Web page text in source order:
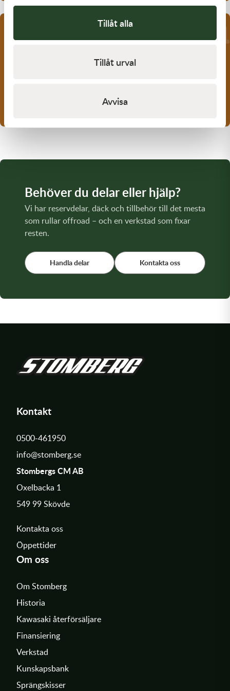
Tillåt alla
Tillåt urval
Avvisa
Dags för oljebyte på din KTM 85 SX?
Behöver du delar eller hjälp?
Vi har reservdelar, däck och tillbehör till det mesta
som rullar offroad – och en verkstad som fixar
resten.
Handla delar Kontakta oss
Kontakt
0500-461950
info@stomberg.se
Stombergs CM AB
Oxelbacka 1
549 99 Skövde
Kontakta oss
Öppettider
Om oss
Om Stomberg
Historia
Kawasaki återförsäljare
Finansiering
Verkstad
Kunskapsbank
Sprängskisser